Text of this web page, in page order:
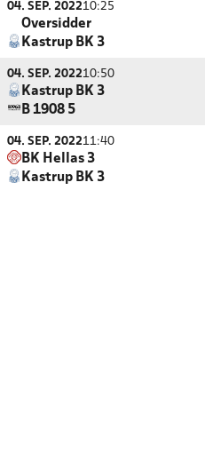
04. SEP. 202210:25
Oversidder
Kastrup BK 3
04. SEP. 202210:50
Kastrup BK 3
B 1908 5
04. SEP. 202211:40
BK Hellas 3
Kastrup BK 3